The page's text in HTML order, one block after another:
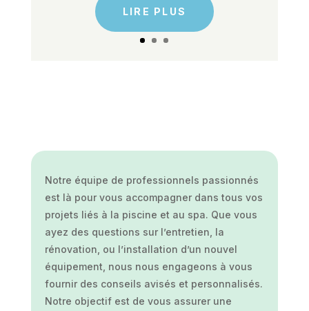
LIRE PLUS
Notre équipe de professionnels passionnés
est là pour vous accompagner dans tous vos
projets liés à la piscine et au spa. Que vous
ayez des questions sur l’entretien, la
rénovation, ou l’installation d’un nouvel
équipement, nous nous engageons à vous
fournir des conseils avisés et personnalisés.
Notre objectif est de vous assurer une